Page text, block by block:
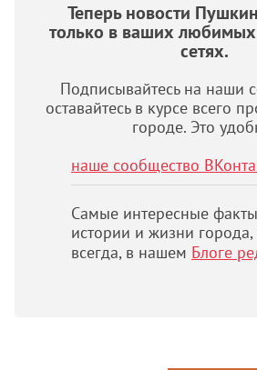
Теперь новости
только в ваших
сетях.
Подписывайтесь на наши
оставайтесь в курсе всего
городе. Это
наше сообщество
Самые интересные
истории и жизни города,
всегда, в нашем Блоге